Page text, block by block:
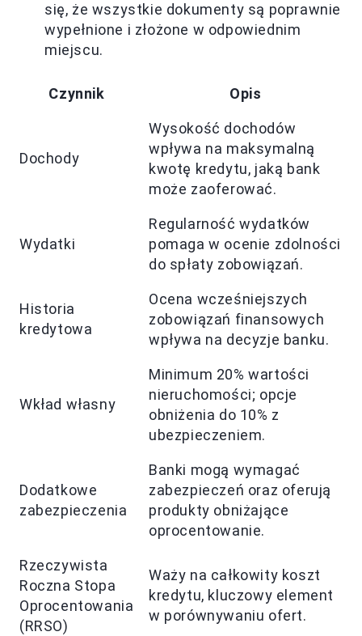
się, że wszystkie dokumenty są poprawnie
wypełnione i złożone w odpowiednim
miejscu.
Czynnik Opis
Dochody
Wysokość dochodów
wpływa na maksymalną
kwotę kredytu, jaką bank
może zaoferować.
Wydatki
Regularność wydatków
pomaga w ocenie zdolności
do spłaty zobowiązań.
Historia
kredytowa
Ocena wcześniejszych
zobowiązań finansowych
wpływa na decyzje banku.
Wkład własny
Minimum 20% wartości
nieruchomości; opcje
obniżenia do 10% z
ubezpieczeniem.
Dodatkowe
zabezpieczenia
Banki mogą wymagać
zabezpieczeń oraz oferują
produkty obniżające
oprocentowanie.
Rzeczywista
Roczna Stopa
Oprocentowania
(RRSO)
Waży na całkowity koszt
kredytu, kluczowy element
w porównywaniu ofert.